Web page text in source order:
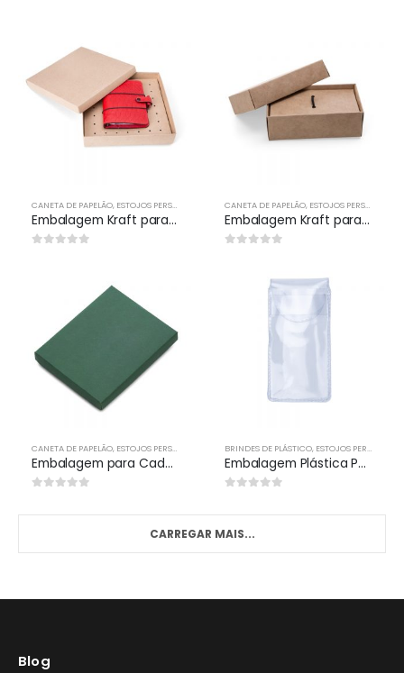
CANETA DE PAPELÃO, ESTOJOS PERSONALIZADOS
Embalagem Kraft para Kit de brindes personalizados
CANETA DE PAPELÃO, ESTOJOS PERSONALIZADOS
Embalagem Kraft para Pen Drive Personalizada Para Brindes
CANETA DE PAPELÃO, ESTOJOS PERSONALIZADOS
Embalagem para Caderneta tipo Moleskine Personalizada Para Brindes
BRINDES DE PLÁSTICO, ESTOJOS PERSONALIZADOS
Embalagem Plástica Para Chaveiros e Pen drives Personalizada
CARREGAR MAIS...
Blog